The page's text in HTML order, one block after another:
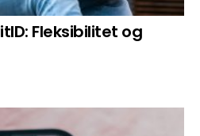
Fleksibilitet og